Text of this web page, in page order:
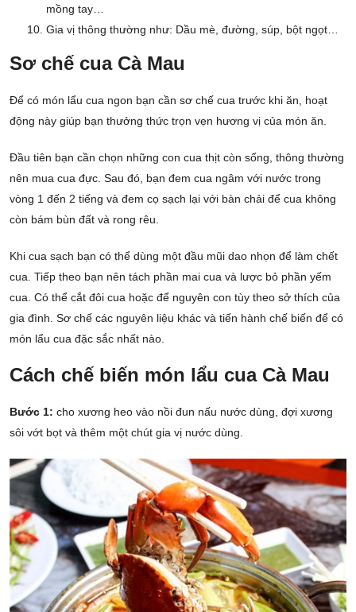
mồng tay…
Gia vị thông thường như: Dầu mè, đường, súp, bột ngọt…
Sơ chế cua Cà Mau
Để có món lẩu cua ngon bạn cần sơ chế cua trước khi ăn, hoạt
động này giúp bạn thưởng thức trọn vẹn hương vị của món ăn.
Đầu tiên bạn cần chọn những con cua thịt còn sống, thông thường
nên mua cua đực. Sau đó, bạn đem cua ngâm với nước trong
vòng 1 đến 2 tiếng và đem cọ sạch lại với bàn chải để cua không
còn bám bùn đất và rong rêu.
Khi cua sạch bạn có thể dùng một đầu mũi dao nhọn để làm chết
cua. Tiếp theo bạn nên tách phần mai cua và lược bỏ phần yếm
cua. Có thể cắt đôi cua hoặc để nguyên con tùy theo sở thích của
gia đình. Sơ chế các nguyên liệu khác và tiến hành chế biến để có
món lẩu cua đặc sắc nhất nào.
Cách chế biến món lẩu cua Cà Mau
Bước 1: cho xương heo vào nồi đun nấu nước dùng, đợi xương
sôi vớt bọt và thêm một chút gia vị nước dùng.